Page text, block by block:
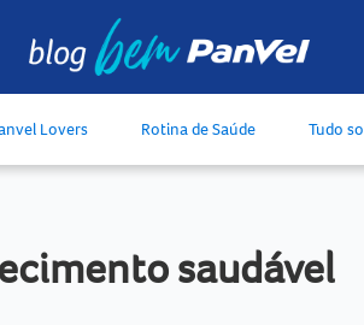
Lovers Rotina de Saúde Tudo
saudável